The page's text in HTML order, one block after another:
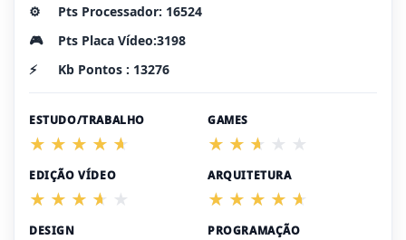
⚙️
Pts Processador: 16524
🎮
Pts Placa Vídeo:3198
⚡
Kb Pontos : 13276
ESTUDO/TRABALHO GAMES
EDIÇÃO VÍDEO ARQUITETURA
DESIGN PROGRAMAÇÃO